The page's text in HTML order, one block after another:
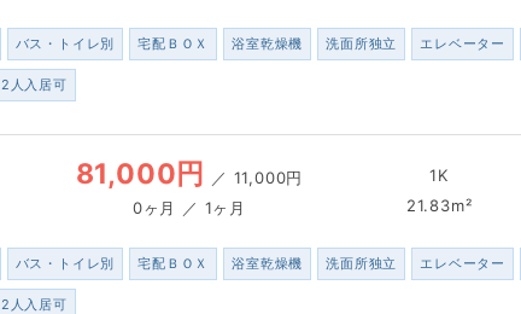
バス・トイレ別 宅配ＢＯＸ 浴室乾燥機 洗面所独立 エレベーター
2人入居可
81,000円 ／ 11,000円
0ヶ月 ／ 1ヶ月
1K
21.83m²
バス・トイレ別 宅配ＢＯＸ 浴室乾燥機 洗面所独立 エレベーター
2人入居可